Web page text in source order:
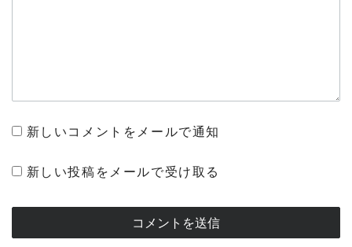
新しいコメントをメールで通知
新しい投稿をメールで受け取る